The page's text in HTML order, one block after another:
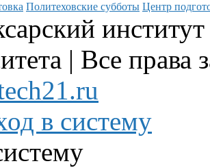
Политеховские субботы Центр
| Все
в систему